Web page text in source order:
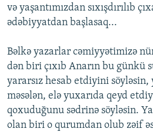
və yaşantımızdan sıxışdırılıb
ədəbiyyatdan başlasaq...
Bəlkə yazarlar cəmiyyətimizə
dən biri çıxıb Anarın bu günkü
yararsız hesab etdiyini
məsələn, elə yuxarıda qeyd
qoxuduğunu sədrinə söyləsin.
olan biri o qurumdan olub zəif